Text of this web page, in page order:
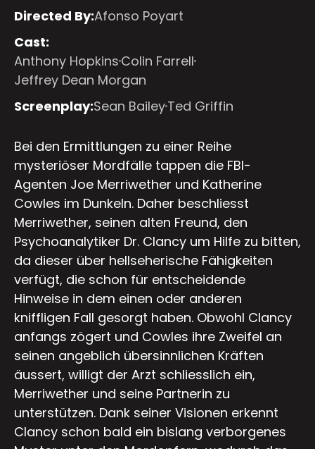
Directed By:Afonso Poyart
Cast:
Anthony Hopkins Colin Farrell
Jeffrey Dean Morgan
Screenplay:Sean BaileyTed Griffin
Bei den Ermittlungen zu einer Reihe
mysteriöser Mordfälle tappen die FBI-
Agenten Joe Merriwether und Katherine
Cowles im Dunkeln. Daher beschliesst
Merriwether, seinen alten Freund, den
Psychoanalytiker Dr. Clancy um Hilfe zu bitten,
da dieser über hellseherische Fähigkeiten
verfügt, die schon für entscheidende
Hinweise in dem einen oder anderen
kniffligen Fall gesorgt haben. Obwohl Clancy
anfangs zögert und Cowles ihre Zweifel an
seinen angeblich übersinnlichen Kräften
äussert, willigt der Arzt schliesslich ein,
Merriwether und seine Partnerin zu
unterstützen. Dank seiner Visionen erkennt
Clancy schon bald ein bislang verborgenes